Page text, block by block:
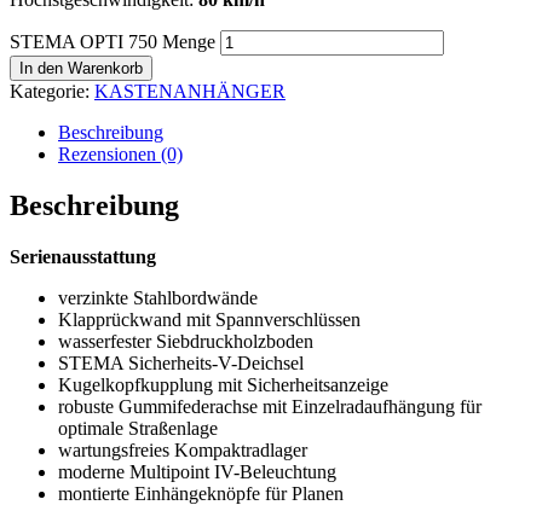
STEMA OPTI 750 Menge
In den Warenkorb
Kategorie: KASTENANHÄNGER
Beschreibung
Rezensionen (0)
Beschreibung
Serienausstattung
verzinkte Stahlbordwände
Klapprückwand mit Spannverschlüssen
wasserfester Siebdruckholzboden
STEMA Sicherheits-V-Deichsel
Kugelkopfkupplung mit Sicherheitsanzeige
robuste Gummifederachse mit Einzelradaufhängung für
optimale Straßenlage
wartungsfreies Kompaktradlager
moderne Multipoint IV-Beleuchtung
montierte Einhängeknöpfe für Planen